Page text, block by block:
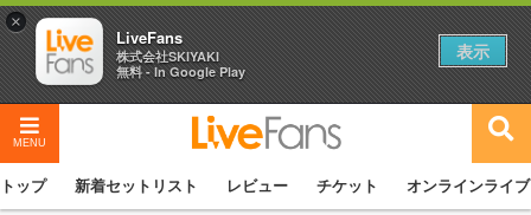
MENU
トップ 新着セットリスト レビュー チケット オンラインライブ
×
LiveFans
株式会社SKIYAKI
無料 - In Google Play
表示